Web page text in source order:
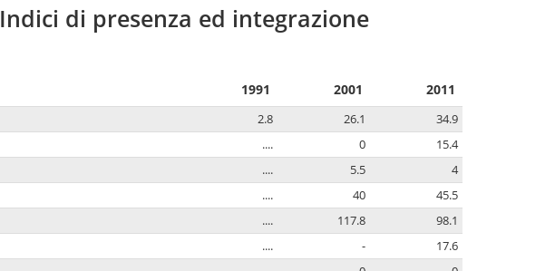
Indici di presenza ed integrazione
1991 2001 2011
2.8 26.1
34.9
.... 0
15.4
.... 5.5
4
.... 40
45.5
.... 117.8
98.1
.... -
17.6